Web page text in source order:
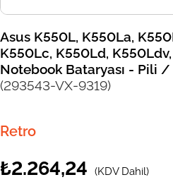
Asus K550L, K550La,
K550Lc, K550Ld,
Notebook Bataryası - Pili /
(293543-VX-9319)
Retro
₺2.264,24 (KDV Dahil)